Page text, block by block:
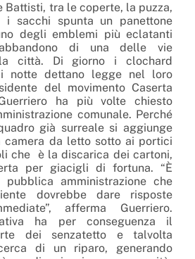
Battisti, tra le coperte, la puzza,
i sacchi spunta un panettone
degli emblemi più eclatanti
di una delle vie
città. Di giorno i clochard
notte dettano legge nel loro
del movimento Caserta
ha più volte chiesto
comunale. Perché
già surreale si aggiunge
camera da letto sotto ai portici
che è la discarica dei cartoni,
per giacigli di fortuna. “È
amministrazione che
dovrebbe dare risposte
afferma Guerriero.
ha per conseguenza il
dei senzatetto e talvolta
di un riparo, generando